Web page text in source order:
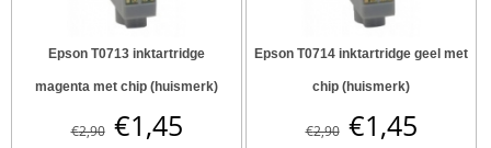
Epson T0713 inktartridge
magenta met chip (huismerk)
€2,90 €1,45
Epson T0714 inktartridge geel met
chip (huismerk)
€2,90 €1,45